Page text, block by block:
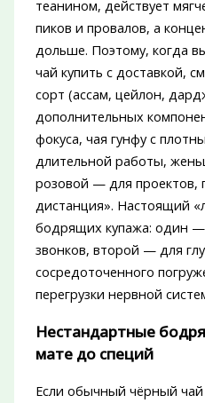
теанином, действует
пиков и провалов, а
дольше. Поэтому, когда
чай купить с доставкой,
сорт (ассам, цейлон,
дополнительных
фокуса, чая гунфу с
длительной работы,
розовой — для проектов,
дистанция». Настоящий
бодрящих купажа: один
звонков, второй — для
сосредоточенного
перегрузки нервной
Нестандартные
мате до специй
Если обычный чёрный чай